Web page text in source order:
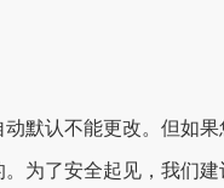
默认不能更改。但如
为了安全起见，我们